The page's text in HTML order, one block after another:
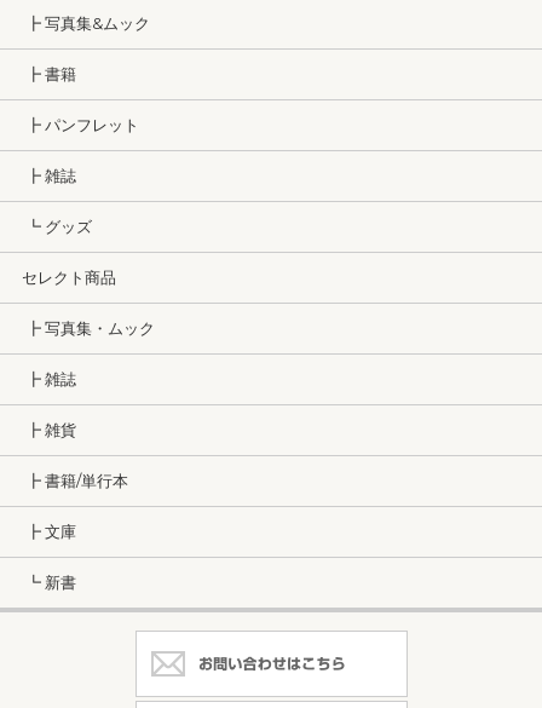
┣ 写真集&ムック
┣ 書籍
┣ パンフレット
┣ 雑誌
┗ グッズ
セレクト商品
┣ 写真集・ムック
┣ 雑誌
┣ 雑貨
┣ 書籍/単行本
┣ 文庫
┗ 新書